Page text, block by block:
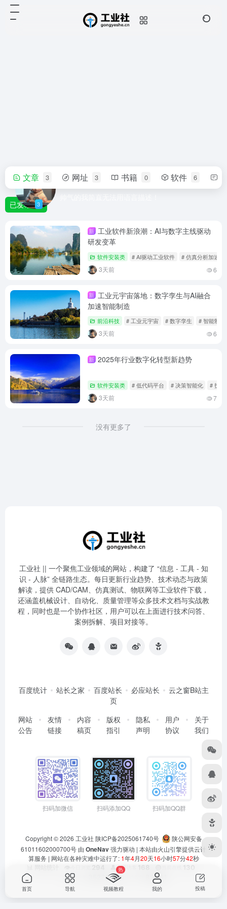
轻舟
文章 3 网址 3 书籍 0 软件 6
已发布 3
新 工业软件新浪潮：AI与数字主线驱动
研发变革
软件安装类 # AI驱动工业软件 # 仿真分析加速
3天前 6
新 工业元宇宙落地：数字孪生与AI融合
加速智能制造
前沿科技 # 工业元宇宙 # 数字孪生 # 智能制造
3天前 6
新 2025年行业数字化转型新趋势
软件安装类 # 低代码平台 # 决策智能化 # 技术
3天前 7
没有更多了
工业社 || 一个聚焦工业领域的网站，构建了 “信息 - 工具 - 知
识 - 人脉” 全链路生态。每日更新行业趋势、技术动态与政策
解读，提供 CAD/CAM、仿真测试、物联网等工业软件下载，
还涵盖机械设计、自动化、质量管理等众多技术文档与实战教
程，同时也是一个协作社区，用户可以在上面进行技术问答、
案例拆解、项目对接等。
百度统计 站长之家 百度站长 必应站长
云之窗B站主
页
网站
公告
友情
链接
内容
稿页
版权
指引
隐私
声明
用户
协议
关于
我们
扫码加微信 扫码添加QQ 扫码加QQ群
Copyright © 2026 工业社 陕ICP备2025061740号
陕公网安备
61011602000700号 由 OneNav强力驱动 | 本站由火山引擎提供云计
算服务 | 网站在各种灾难中运行了: 1年4月20天16小时57分42秒
👤今日访客
📊总浏览量 352317 👥 89861
首页 导航 视频教程
热
我的 投稿